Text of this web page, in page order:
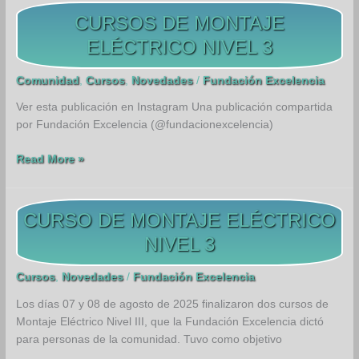
CURSOS DE MONTAJE
ELÉCTRICO NIVEL 3
Comunidad,Cursos, Novedades/ Fundación Excelencia
Ver esta publicación en Instagram Una publicación compartida
por Fundación Excelencia (@fundacionexcelencia)
CURSOS
ELÉCTRICO
NIVEL
Read More »
CURSO DE MONTAJE ELÉCTRICO
NIVEL 3
Cursos, Novedades/ Fundación Excelencia
Los días 07 y 08 de agosto de 2025 finalizaron dos cursos de
Montaje Eléctrico Nivel III, que la Fundación Excelencia dictó
para personas de la comunidad. Tuvo como objetivo